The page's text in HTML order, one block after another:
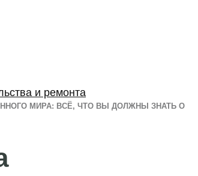
МИРА: ВСЁ, ЧТО ВЫ ДОЛЖНЫ ЗНАТЬ О
и ремонта